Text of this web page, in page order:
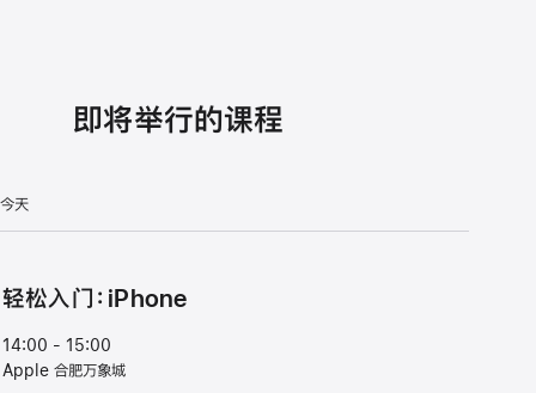
即将举行的课程
今天
轻松入门：iPhone
14:00 - 15:00
Apple 合肥万象城